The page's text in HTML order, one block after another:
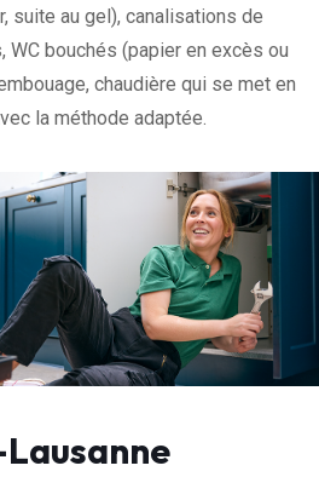
suite au gel), canalisations de
bouchés (papier en excès ou
chaudière qui se met en
la méthode adaptée.